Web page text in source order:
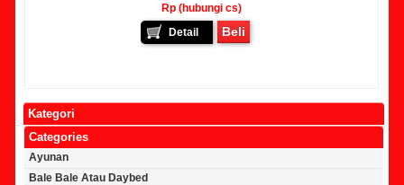
Rp (hubungi cs)
Detail
Beli
Kategori
Categories
Ayunan
Bale Bale Atau Daybed